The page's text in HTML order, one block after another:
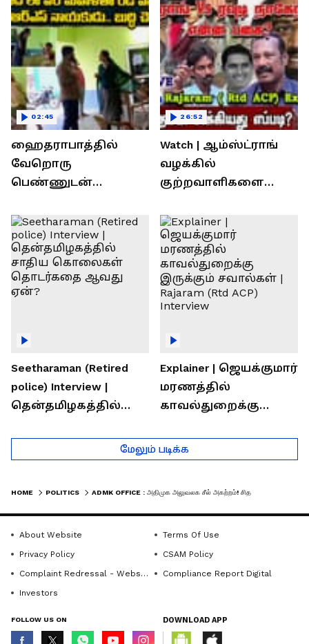
ஹைதராபாத்தில்
வேறொரு
பெண்ணுடன்
தலைவரை மடக்கி
பிடித்த மனைவி
02:45
Watch | ஆம்ஸ்ட்ராங்
வழக்கில்
குற்றவாளிகளை
காவல்துறை? / Rajaram
Rtd ACP Interview
26:52
Seetharaman (Retired
police) Interview |
தென்தமிழகத்தில்
தொடர்கதை ஆவது
ஏன்?
Explainer | ஜெயக்குமார்
மரணத்தில்
காவல்துறைக்கு
Rajaram (Rtd ACP)
Interview
மேலும் படிக்க
HOME POLITICS
About Website
Terms Of Use
Privacy Policy
CSAM Policy
Complaint Redressal - Website
Compliance Report Digital
Investors
FOLLOW US ON DOWNLOAD APP